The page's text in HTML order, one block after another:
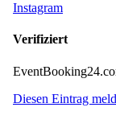
Instagram
Verifiziert
Diesen Eintrag